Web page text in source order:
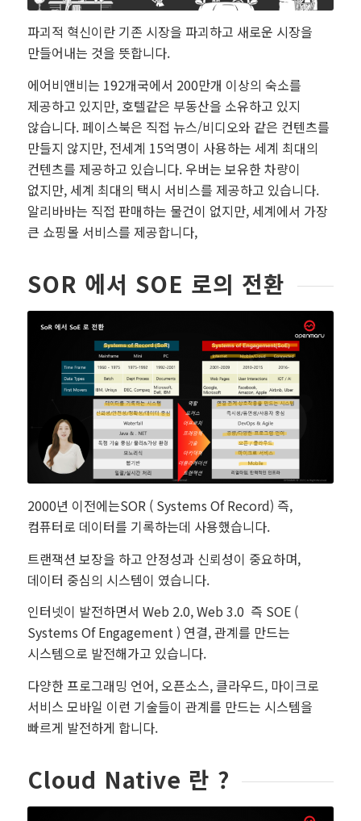
파괴적 혁신이란 기존 시장을 파괴하고 새로운 시장을
만들어내는 것을 뜻합니다.
에어비앤비는 192개국에서 200만개 이상의 숙소를
제공하고 있지만, 호텔같은 부동산을 소유하고 있지
않습니다. 페이스북은 직접 뉴스/비디오와 같은 컨텐츠를
만들지 않지만, 전세계 15억명이 사용하는 세계 최대의
컨텐츠를 제공하고 있습니다. 우버는 보유한 차량이
없지만, 세계 최대의 택시 서비스를 제공하고 있습니다.
알리바바는 직접 판매하는 물건이 없지만, 세계에서 가장
큰 쇼핑몰 서비스를 제공합니다,
SOR 에서 SOE 로의 전환
2000년 이전에는SOR ( Systems Of Record) 즉,
컴퓨터로 데이터를 기록하는데 사용했습니다.
트랜잭션 보장을 하고 안정성과 신뢰성이 중요하며,
데이터 중심의 시스템이 였습니다.
인터넷이 발전하면서 Web 2.0, Web 3.0 즉 SOE (
Systems Of Engagement ) 연결, 관계를 만드는
시스템으로 발전해가고 있습니다.
다양한 프로그래밍 언어, 오픈소스, 클라우드, 마이크로
서비스 모바일 이런 기술들이 관계를 만드는 시스템을
빠르게 발전하게 합니다.
Cloud Native 란 ?